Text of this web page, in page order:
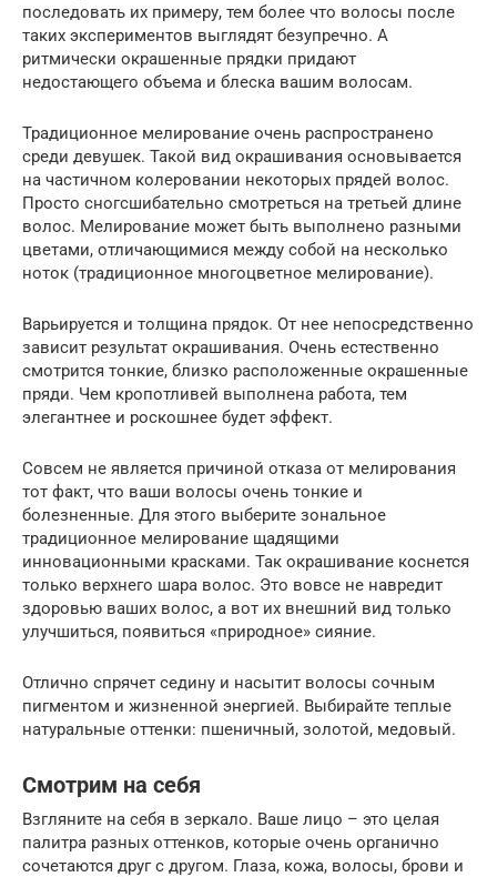
последовать их примеру, тем более что волосы после
таких экспериментов выглядят безупречно. А
ритмически окрашенные прядки придают
недостающего объема и блеска вашим волосам.
Традиционное мелирование очень распространено
среди девушек. Такой вид окрашивания основывается
на частичном колеровании некоторых прядей волос.
Просто сногсшибательно смотреться на третьей длине
волос. Мелирование может быть выполнено разными
цветами, отличающимися между собой на несколько
ноток (традиционное многоцветное мелирование).
Варьируется и толщина прядок. От нее непосредственно
зависит результат окрашивания. Очень естественно
смотрится тонкие, близко расположенные окрашенные
пряди. Чем кропотливей выполнена работа, тем
элегантнее и роскошнее будет эффект.
Совсем не является причиной отказа от мелирования
тот факт, что ваши волосы очень тонкие и
болезненные. Для этого выберите зональное
традиционное мелирование щадящими
инновационными красками. Так окрашивание коснется
только верхнего шара волос. Это вовсе не навредит
здоровью ваших волос, а вот их внешний вид только
улучшиться, появиться «природное» сияние.
Отлично спрячет седину и насытит волосы сочным
пигментом и жизненной энергией. Выбирайте теплые
натуральные оттенки: пшеничный, золотой, медовый.
Смотрим на себя
Взгляните на себя в зеркало. Ваше лицо – это целая
палитра разных оттенков, которые очень органично
сочетаются друг с другом. Глаза, кожа, волосы, брови и